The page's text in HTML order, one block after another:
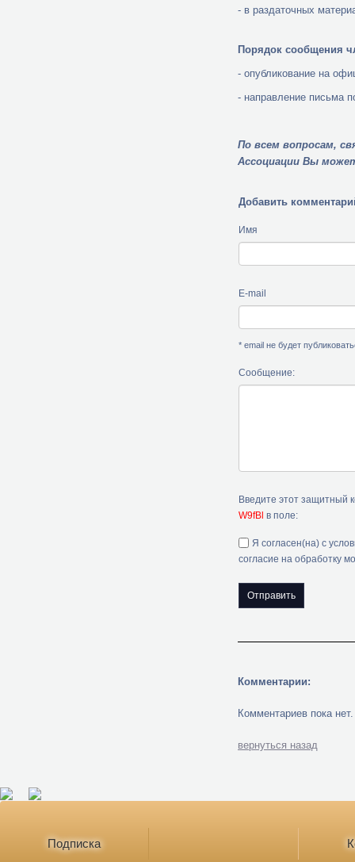
- в раздаточных
Порядок сообщения
- опубликование на
- направление письма
По всем вопросам,
Ассоциации Вы
Добавить
Имя
E-mail
* email не будет
Сообщение:
Введите этот защитный
W9fBl в поле:
Я согласен(на) с
согласие на обработку
Комментарии:
Комментариев пока нет.
вернуться назад
Подписка